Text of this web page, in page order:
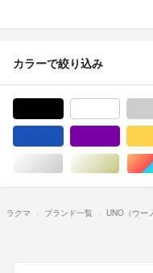
カラーで絞り込み
シルバー/銀色系
ゴー
ラクマ ブランド一覧 UNO（ウー